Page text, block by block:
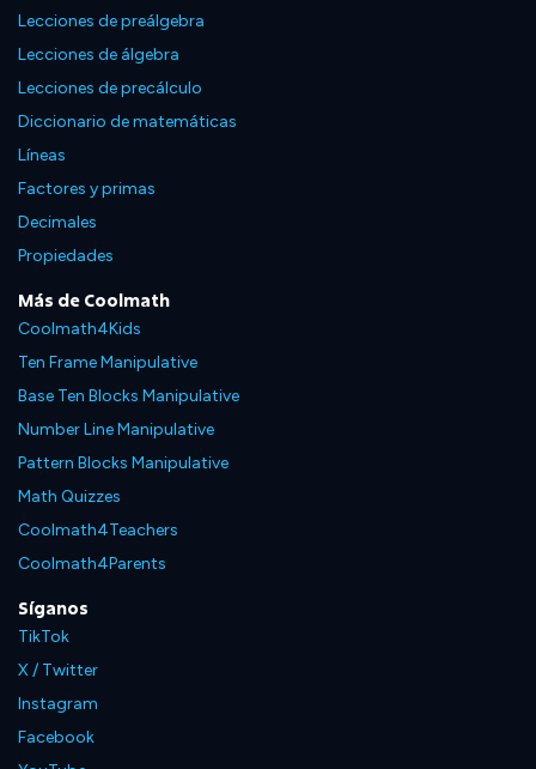
Lecciones de preálgebra
Lecciones de álgebra
Lecciones de precálculo
Diccionario de matemáticas
Líneas
Factores y primas
Decimales
Propiedades
Más de Coolmath
Coolmath4Kids
Ten Frame Manipulative
Base Ten Blocks Manipulative
Number Line Manipulative
Pattern Blocks Manipulative
Math Quizzes
Coolmath4Teachers
Coolmath4Parents
Síganos
TikTok
X / Twitter
Instagram
Facebook